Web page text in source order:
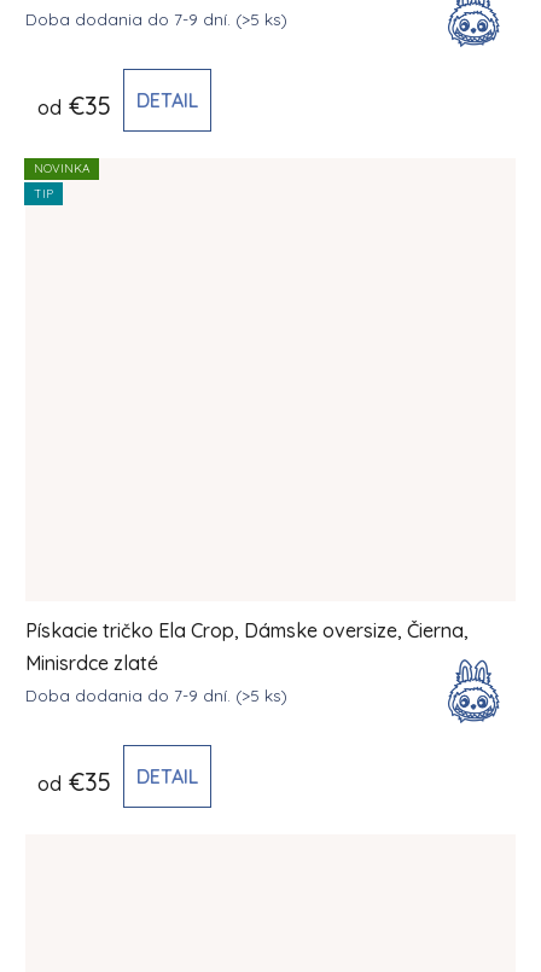
Doba dodania do 7-9 dní. (>5 ks)
od €35 DETAIL
NOVINKA
TIP
Pískacie tričko Ela Crop, Dámske oversize, Čierna,
Minisrdce zlaté
Doba dodania do 7-9 dní. (>5 ks)
od €35 DETAIL